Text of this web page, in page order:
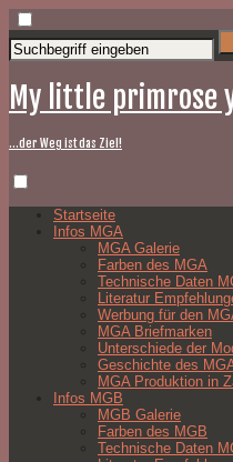
My little primrose
…der Weg ist das Ziel!
Startseite
Infos MGA
MGA Galerie
Farben des MGA
Technische Daten
Literatur
Werbung für den
MGA Briefmarken
Unterschiede der
Geschichte des
MGA Produktion in
Infos MGB
MGB Galerie
Farben des MGB
Technische Daten